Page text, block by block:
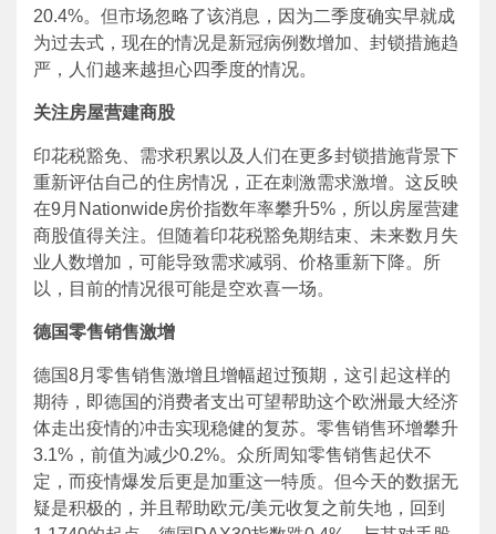
20.4%。但市场忽略了该消息，因为二季度确实早就成
为过去式，现在的情况是新冠病例数增加、封锁措施趋
严，人们越来越担心四季度的情况。
关注房屋营建商股
印花税豁免、需求积累以及人们在更多封锁措施背景下
重新评估自己的住房情况，正在刺激需求激增。这反映
在9月Nationwide房价指数年率攀升5%，所以房屋营建
商股值得关注。但随着印花税豁免期结束、未来数月失
业人数增加，可能导致需求减弱、价格重新下降。所
以，目前的情况很可能是空欢喜一场。
德国零售销售激增
德国8月零售销售激增且增幅超过预期，这引起这样的
期待，即德国的消费者支出可望帮助这个欧洲最大经济
体走出疫情的冲击实现稳健的复苏。零售销售环增攀升
3.1%，前值为减少0.2%。众所周知零售销售起伏不
定，而疫情爆发后更是加重这一特质。但今天的数据无
疑是积极的，并且帮助欧元/美元收复之前失地，回到